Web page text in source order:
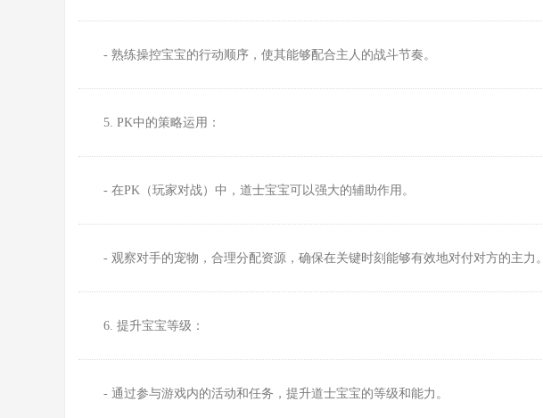
- 熟练操控宝宝的行动顺序，使其能够配合主人的战斗节奏。
5. PK中的策略运用：
- 在PK（玩家对战）中，道士宝宝可以强大的辅助作用。
- 观察对手的宠物，合理分配资源，确保在关键时刻能够有效地对付对方的主力。
6. 提升宝宝等级：
- 通过参与游戏内的活动和任务，提升道士宝宝的等级和能力。